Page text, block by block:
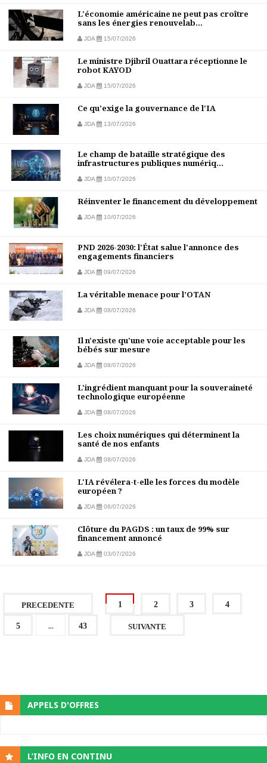
L'économie américaine ne peut pas croître
sans les énergies renouvelab...
JDA 15/07/2026
Le ministre Djibril Ouattara réceptionne le
robot KAYOD
JDA 15/07/2026
Ce qu'exige la gouvernance de l'IA
JDA 13/07/2026
Le champ de bataille stratégique des
infrastructures publiques numériq...
JDA 10/07/2026
Réinventer le financement du développement
JDA 10/07/2026
PND 2026-2030: l'État salue l'annonce des
engagements financiers
JDA 09/07/2026
La véritable menace pour l’OTAN
JDA 08/07/2026
Il n'existe qu'une voie acceptable pour les
bébés sur mesure
JDA 08/07/2026
L'ingrédient manquant pour la souveraineté
technologique européenne
JDA 08/07/2026
Les choix numériques qui déterminent la
santé de nos enfants
JDA 08/07/2026
L'IA révélera-t-elle les forces du modèle
européen ?
JDA 06/07/2026
Clôture du PAGDS : un taux de 99% sur
financement annoncé
JDA 03/07/2026
PRECEDENTE 1 2 3 4
5 ... 43 SUIVANTE
APPELS D'OFFRES
L’INFO EN CONTINU